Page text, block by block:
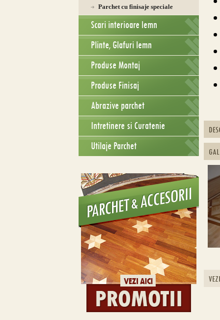
Parchet cu finisaje speciale
Scari interioare lemn
Plinte, Glafuri lemn
Produse Montaj
Produse Finisaj
Abrazive parchet
Intretinere si Curatenie
Utilaje Parchet